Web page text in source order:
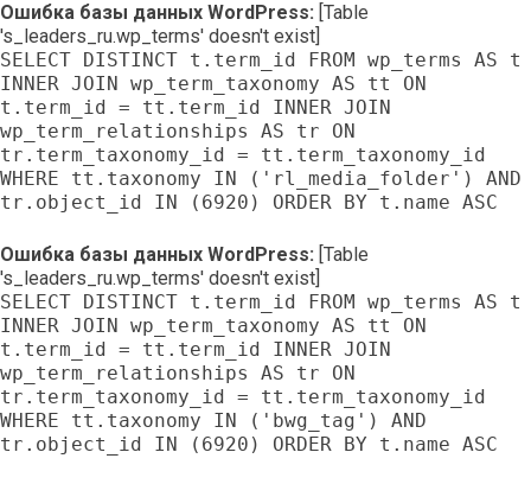
Ошибка базы данных WordPress: [Table
's_leaders_ru.wp_terms' doesn't exist]
SELECT DISTINCT t.term_id FROM wp_terms AS t
INNER JOIN wp_term_taxonomy AS tt ON
t.term_id = tt.term_id INNER JOIN
wp_term_relationships AS tr ON
tr.term_taxonomy_id = tt.term_taxonomy_id
WHERE tt.taxonomy IN ('rl_media_folder') AND
tr.object_id IN (6920) ORDER BY t.name ASC
Ошибка базы данных WordPress: [Table
's_leaders_ru.wp_terms' doesn't exist]
SELECT DISTINCT t.term_id FROM wp_terms AS t
INNER JOIN wp_term_taxonomy AS tt ON
t.term_id = tt.term_id INNER JOIN
wp_term_relationships AS tr ON
tr.term_taxonomy_id = tt.term_taxonomy_id
WHERE tt.taxonomy IN ('bwg_tag') AND
tr.object_id IN (6920) ORDER BY t.name ASC